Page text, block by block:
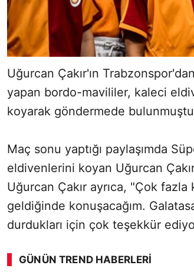
Uğurcan Çakır'ın
yapan bordo-mavililer, kaleci
koyarak göndermede
Maç sonu yaptığı paylaşımda
eldivenlerini koyan Uğurcan
Uğurcan Çakır ayrıca, "Çok
geldiğinde konuşacağım.
durdukları için çok teşekkür
GÜNÜN TREND HABERLERI
00:03 / 08:15